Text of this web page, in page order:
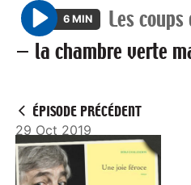
P
l
6 MIN
Les
— la chambre verte
ÉPISODE PRÉCÉDENT
29 Oct 2019